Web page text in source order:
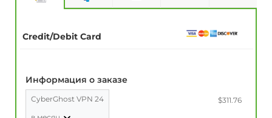
Credit/Debit Card
Информация о заказе
CyberGhost VPN 24
$311.76